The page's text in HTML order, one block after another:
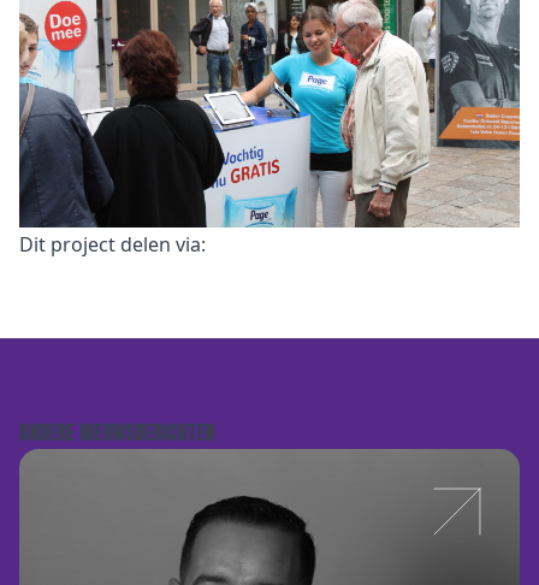
Dit project delen via:
ANDERE NIEUWSBERICHTEN